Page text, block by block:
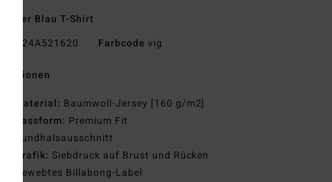
Männer Blau T-Shirt
24A521620 Farbcode vig
Funktionen
Material: Baumwoll-Jersey [160 g/m2]
Passform: Premium Fit
Rundhalsausschnitt
Grafik: Siebdruck auf Brust und Rücken
Gewebtes Billabong-Label